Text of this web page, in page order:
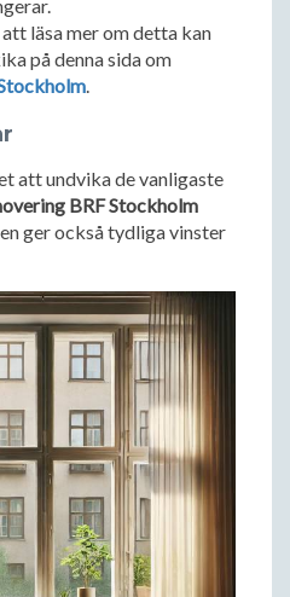
läsa mer om detta kan
på denna sida om
.
att undvika de vanligaste
BRF Stockholm
ger också tydliga vinster